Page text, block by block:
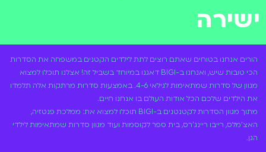
ישירה
הורים אנחנו בטוחים שאתם רוצים לתת לילדים הקטנים במשפחה את הסדרות
הכי טובות שיש, ואנחנו ב-BIGI דאגנו במיוחד בשביל זה! אצלנו תוכלו למצוא
מגוון של סדרות שמתאימות לגילאי 4-6. באמצעות סדרות מרתקות אלה תלמדו
את הילדים שלכם הכל אודות העולם בו אנחנו חיים.
מתוך מגוון הסדרות לקטנטנים ב-BIGI תוכלו למצוא את: ממלכת פנטזיה,
האצ'מלס, רייבו ריינג'רס, בית ספר לקוסמות ועוד מגוון סדרות שמתאימות לילדי
הגן.